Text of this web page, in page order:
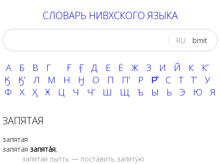
СЛОВАРЬ НИВХСКОГО ЯЗЫКА
RU
А Б В Г Ғ Ӻ Д Е Ё Ж З И Й К
Кʼ
Ӄ
Ӄʼ Л М Н Ӈ О П Пʼ Р Р̌ С Т Тʼ
У
Ф
Х Ӽ Ӿ Ц Ч Чʼ Ш Щ Ъ Ы Ь Э Ю Я
ЗАПЯТАЯ
запятая
запятая запята́я;
запятая лытть — поста́вить запяту́ю